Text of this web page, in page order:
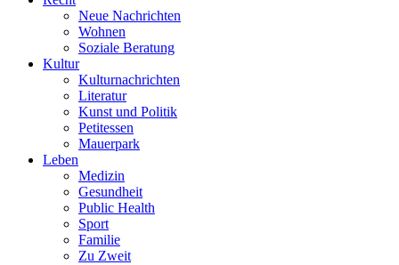
Neue Nachrichten
Wohnen
Soziale Beratung
Kultur
Kulturnachrichten
Literatur
Kunst und Politik
Petitessen
Mauerpark
Leben
Medizin
Gesundheit
Public Health
Sport
Familie
Zu Zweit